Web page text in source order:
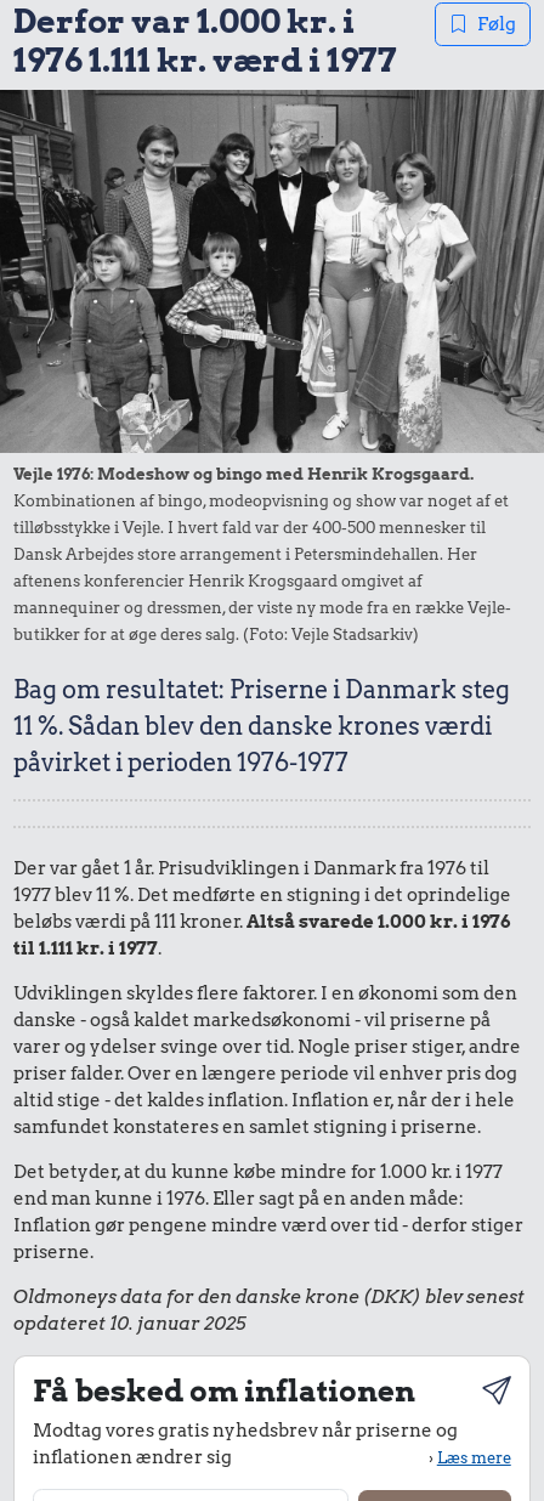
Derfor var 1.000 kr. i
1976 1.111 kr. værd i 1977
Følg
Vejle 1976: Modeshow og bingo med Henrik Krogsgaard.
Kombinationen af bingo, modeopvisning og show var noget af et
tilløbsstykke i Vejle. I hvert fald var der 400-500 mennesker til
Dansk Arbejdes store arrangement i Petersmindehallen. Her
aftenens konferencier Henrik Krogsgaard omgivet af
mannequiner og dressmen, der viste ny mode fra en række Vejle-
butikker for at øge deres salg. (Foto: Vejle Stadsarkiv)
Bag om resultatet: Priserne i Danmark steg
11 %. Sådan blev den danske krones værdi
påvirket i perioden 1976-1977
Der var gået 1 år. Prisudviklingen i Danmark fra 1976 til
1977 blev 11 %. Det medførte en stigning i det oprindelige
beløbs værdi på 111 kroner.Altså svarede 1.000 kr. i 1976
til 1.111 kr. i 1977.
Udviklingen skyldes flere faktorer. I en økonomi som den
danske - også kaldet markedsøkonomi - vil priserne på
varer og ydelser svinge over tid. Nogle priser stiger, andre
priser falder. Over en længere periode vil enhver pris dog
altid stige - det kaldes inflation. Inflation er, når der i hele
samfundet konstateres en samlet stigning i priserne.
Det betyder, at du kunne købe mindre for 1.000 kr. i 1977
end man kunne i 1976. Eller sagt på en anden måde:
Inflation gør pengene mindre værd over tid - derfor stiger
priserne.
Oldmoneys data for den danske krone (DKK) blev senest
opdateret 10. januar 2025
Få besked om inflationen
Modtag vores gratis nyhedsbrev når priserne og
inflationen ændrer sig
›Læs mere